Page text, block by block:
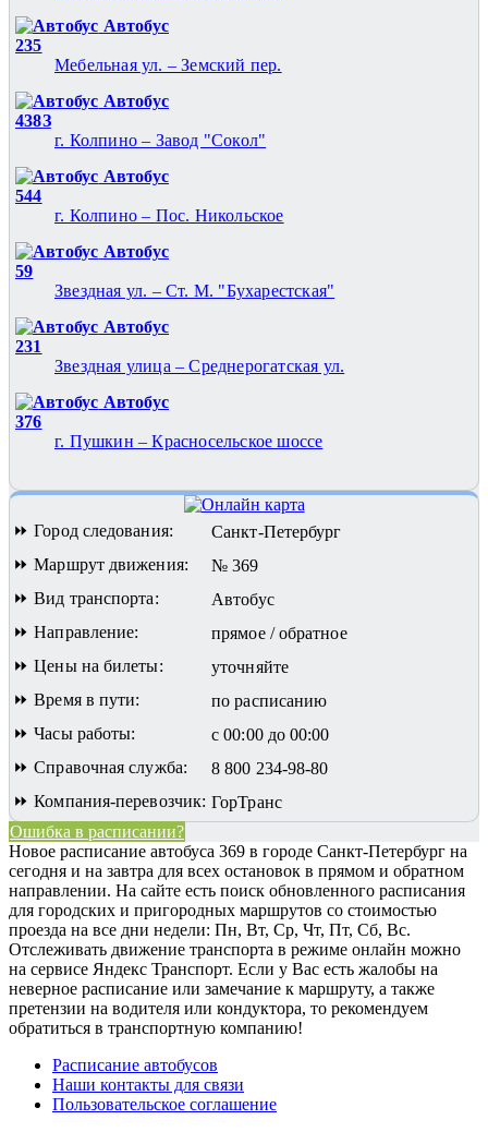
Автобус
235
Мебельная ул. – Земский пер.
Автобус
438З
г. Колпино – Завод "Сокол"
Автобус
544
г. Колпино – Пос. Никольское
Автобус
59
Звездная ул. – Ст. М. "Бухарестская"
Автобус
231
Звездная улица – Среднерогатская ул.
Автобус
376
г. Пушкин – Красносельское шоссе
⏩ Город следования:
Санкт-Петербург
⏩ Маршрут движения:
№ 369
⏩ Вид транспорта:
Автобус
⏩ Направление:
прямое / обратное
⏩ Цены на билеты:
уточняйте
⏩ Время в пути:
по расписанию
⏩ Часы работы:
с 00:00 до 00:00
⏩ Справочная служба:
8 800 234-98-80
⏩ Компания-перевозчик: ГорТранс
Ошибка в расписании?
Новое расписание автобуса 369 в городе Санкт-Петербург на
сегодня и на завтра для всех остановок в прямом и обратном
направлении. На сайте есть поиск обновленного расписания
для городских и пригородных маршрутов со стоимостью
проезда на все дни недели: Пн, Вт, Ср, Чт, Пт, Сб, Вс.
Отслеживать движение транспорта в режиме онлайн можно
на сервисе Яндекс Транспорт. Если у Вас есть жалобы на
неверное расписание или замечание к маршруту, а также
претензии на водителя или кондуктора, то рекомендуем
обратиться в транспортную компанию!
Расписание автобусов
Наши контакты для связи
Пользовательское соглашение